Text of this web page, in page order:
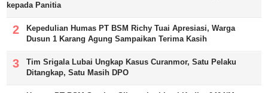
kepada Panitia
Kepedulian Humas PT BSM Richy Tuai Apresiasi, Warga
Dusun 1 Karang Agung Sampaikan Terima Kasih
Tim Srigala Lubai Ungkap Kasus Curanmor, Satu Pelaku
Ditangkap, Satu Masih DPO